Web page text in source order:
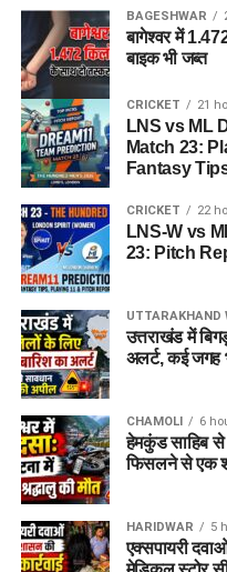
BAGESHWAR
बागेश्वर में
बाइक भी जब्त
CRICKET 21
LNS vs ML
Match 23:
Fantasy
CRICKET 22
LNS-W vs
23: Pitch
UTTARAKHAND
उत्तराखंड में
अलर्ट, कई जगह
CHAMOLI 6
हेमकुंड साहिब से
फिसलने से एक
HARIDWAR 5
एक्सपायरी